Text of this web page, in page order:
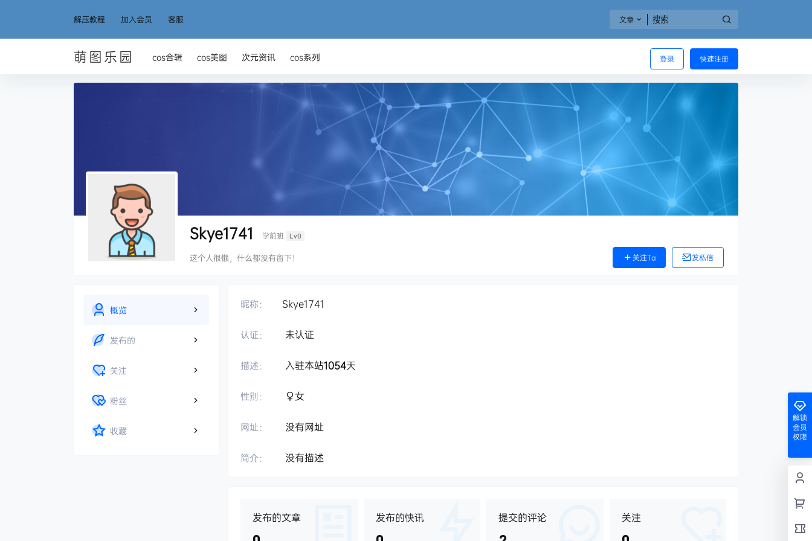
解压教程 加入会员 客服 文章
萌图乐园 登录 快速注册
cos合辑 cos美图 次元资讯 cos系列
Skye1741 学前班 Lv0
这个人很懒，什么都没有留下！ 关注Ta 发私信
概览
发布的
关注
粉丝
收藏
昵称： Skye1741
认证： 未认证
描述： 入驻本站1054天
性别： 女
网址： 没有网址
简介： 没有描述
发布的文章 发布的快讯 提交的评论 关注
解锁
会员
权限